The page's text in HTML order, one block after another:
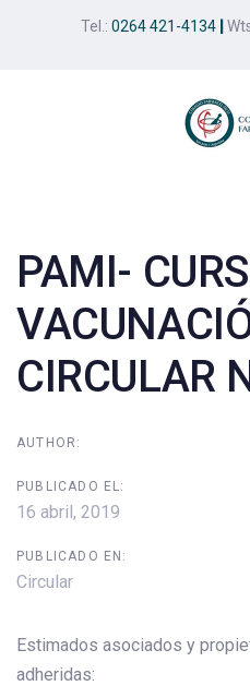
Tel.: 0264 421-4134
PAMI-
CIRCULAR
AUTHOR:
PUBLICADO EL:
16 abril, 2019
PUBLICADO EN:
Circular
Estimados asociados y
adheridas:
navigation